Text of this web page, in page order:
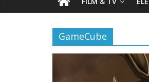
GameCube